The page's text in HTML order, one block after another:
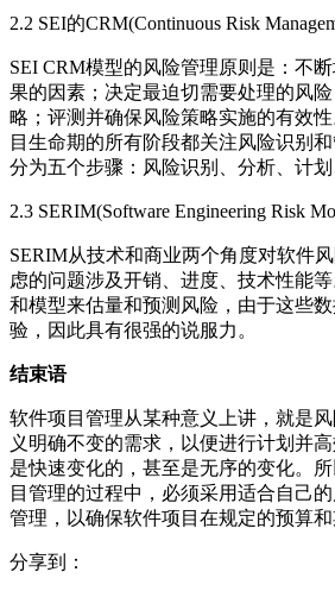
2.2 SEI的CRM(Continuous Risk
SEI CRM模型的风险管理原则是：不
果的因素；决定最迫切需要处理的风
略；评测并确保风险策略实施的有效
目生命期的所有阶段都关注风险识别
分为五个步骤：风险识别、分析、计划
2.3 SERIM(Software Engineering Risk
SERIM从技术和商业两个角度对软件
虑的问题涉及开销、进度、技术性能
和模型来估量和预测风险，由于这些
验，因此具有很强的说服力。
结束语
软件项目管理从某种意义上讲，就是
义明确不变的需求，以便进行计划并
是快速变化的，甚至是无序的变化。
目管理的过程中，必须采用适合自己
管理，以确保软件项目在规定的预算
分享到：